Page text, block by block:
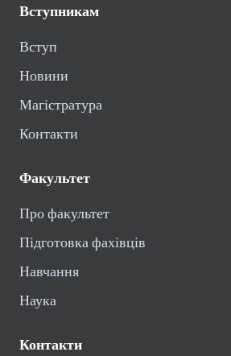
Вступникам
Вступ
Новини
Магістратура
Контакти
Факультет
Про факультет
Підготовка фахівців
Навчання
Наука
Контакти